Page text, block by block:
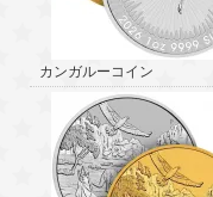
カンガルーコイン